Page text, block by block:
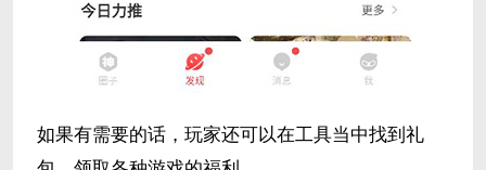
如果有需要的话，玩家还可以在工具当中找到礼